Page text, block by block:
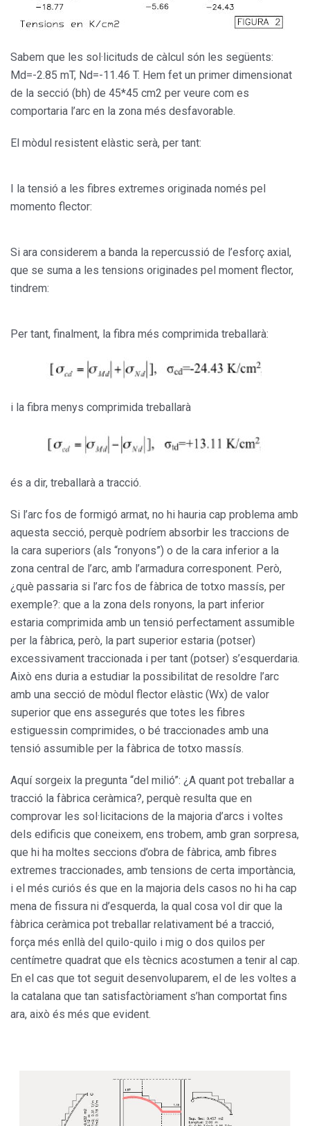
Sabem que les sol·licituds de càlcul són les següents:
Md=-2.85 mT, Nd=-11.46 T. Hem fet un primer dimensionat
de la secció (bh) de 45*45 cm2 per veure com es
comportaria l’arc en la zona més desfavorable.
El mòdul resistent elàstic serà, per tant:
I la tensió a les fibres extremes originada només pel
momento flector:
Si ara considerem a banda la repercussió de l’esforç axial,
que se suma a les tensions originades pel moment flector,
tindrem:
Per tant, finalment, la fibra més comprimida treballarà:
i la fibra menys comprimida treballarà
és a dir, treballarà a tracció.
Si l’arc fos de formigó armat, no hi hauria cap problema amb
aquesta secció, perquè podríem absorbir les traccions de
la cara superiors (als “ronyons”) o de la cara inferior a la
zona central de l’arc, amb l’armadura corresponent. Però,
¿què passaria si l’arc fos de fàbrica de totxo massís, per
exemple?: que a la zona dels ronyons, la part inferior
estaria comprimida amb un tensió perfectament assumible
per la fàbrica, però, la part superior estaria (potser)
excessivament traccionada i per tant (potser) s’esquerdaria.
Això ens duria a estudiar la possibilitat de resoldre l’arc
amb una secció de mòdul flector elàstic (Wx) de valor
superior que ens assegurés que totes les fibres
estiguessin comprimides, o bé traccionades amb una
tensió assumible per la fàbrica de totxo massís.
Aquí sorgeix la pregunta “del milió”: ¿A quant pot treballar a
tracció la fàbrica ceràmica?, perquè resulta que en
comprovar les sol·licitacions de la majoria d’arcs i voltes
dels edificis que coneixem, ens trobem, amb gran sorpresa,
que hi ha moltes seccions d’obra de fàbrica, amb fibres
extremes traccionades, amb tensions de certa importància,
i el més curiós és que en la majoria dels casos no hi ha cap
mena de fissura ni d’esquerda, la qual cosa vol dir que la
fàbrica ceràmica pot treballar relativament bé a tracció,
força més enllà del quilo-quilo i mig o dos quilos per
centímetre quadrat que els tècnics acostumen a tenir al cap.
En el cas que tot seguit desenvoluparem, el de les voltes a
la catalana que tan satisfactòriament s’han comportat fins
ara, això és més que evident.